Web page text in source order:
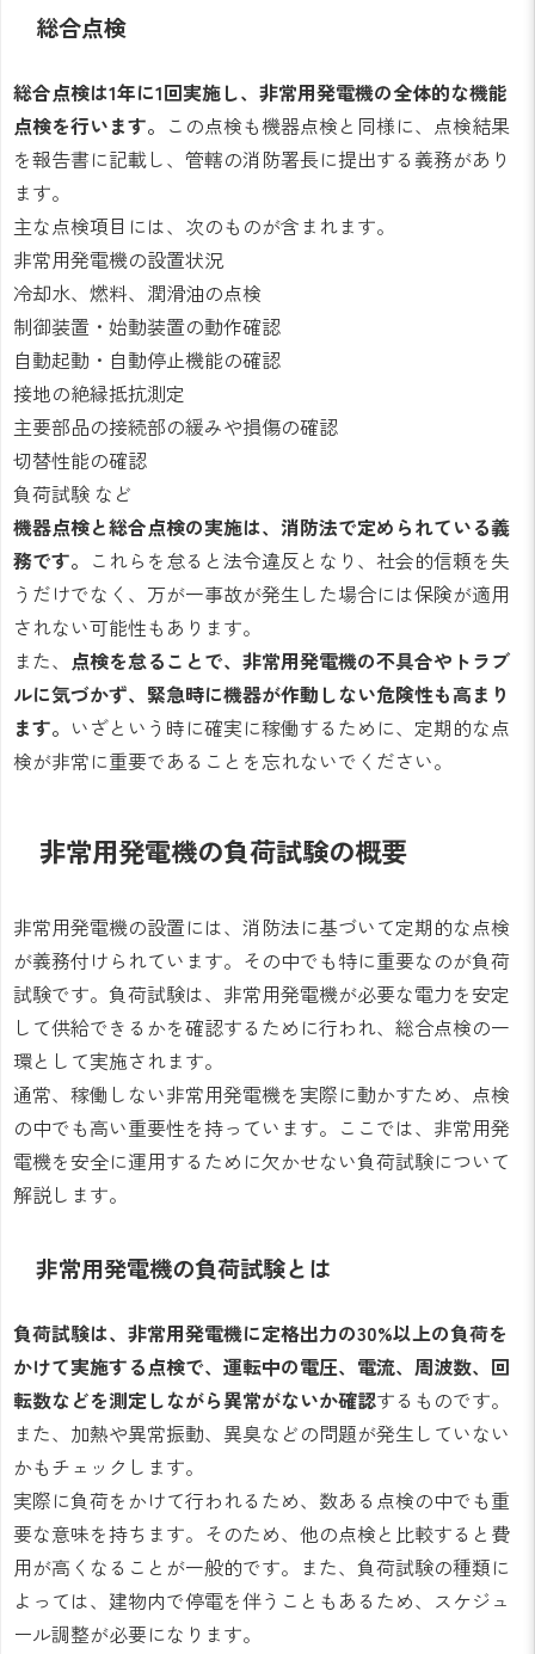
総合点検
総合点検は1年に1回実施し、非常用発電機の全体的な機能
点検を行います。 この点検も機器点検と同様に、点検結果
を報告書に記載し、管轄の消防署長に提出する義務があり
ます。
主な点検項目には、次のものが含まれます。
非常用発電機の設置状況
冷却水、燃料、潤滑油の点検
制御装置・始動装置の動作確認
自動起動・自動停止機能の確認
接地の絶縁抵抗測定
主要部品の接続部の緩みや損傷の確認
切替性能の確認
負荷試験 など
機器点検と総合点検の実施は、消防法で定められている義
務です。 これらを怠ると法令違反となり、社会的信頼を失
うだけでなく、万が一事故が発生した場合には保険が適用
されない可能性もあります。
また、 点検を怠ることで、非常用発電機の不具合やトラブ
ルに気づかず、緊急時に機器が作動しない危険性も高まり
ます。 いざという時に確実に稼働するために、定期的な点
検が非常に重要であることを忘れないでください。
非常用発電機の負荷試験の概要
非常用発電機の設置には、消防法に基づいて定期的な点検
が義務付けられています。その中でも特に重要なのが負荷
試験です。負荷試験は、非常用発電機が必要な電力を安定
して供給できるかを確認するために行われ、総合点検の一
環として実施されます。
通常、稼働しない非常用発電機を実際に動かすため、点検
の中でも高い重要性を持っています。ここでは、非常用発
電機を安全に運用するために欠かせない負荷試験について
解説します。
非常用発電機の負荷試験とは
負荷試験は、非常用発電機に定格出力の30%以上の負荷を
かけて実施する点検で、運転中の電圧、電流、周波数、回
転数などを測定しながら異常がないか確認するものです。
また、加熱や異常振動、異臭などの問題が発生していない
かもチェックします。
実際に負荷をかけて行われるため、数ある点検の中でも重
要な意味を持ちます。そのため、他の点検と比較すると費
用が高くなることが一般的です。また、負荷試験の種類に
よっては、建物内で停電を伴うこともあるため、スケジュ
ール調整が必要になります。